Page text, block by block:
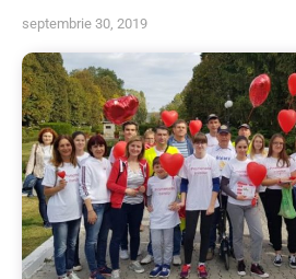
septembrie 30, 2019